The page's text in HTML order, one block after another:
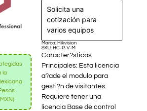
la
Solicita una
cotización para
varios equipos
Marca: Hikvision
SKU: HC-P-V-M
Caracter?sticas
Principales: Esta licencia
a?ade el modulo para
gesti?n de visitantes.
Requiere tener una
licencia Base de control